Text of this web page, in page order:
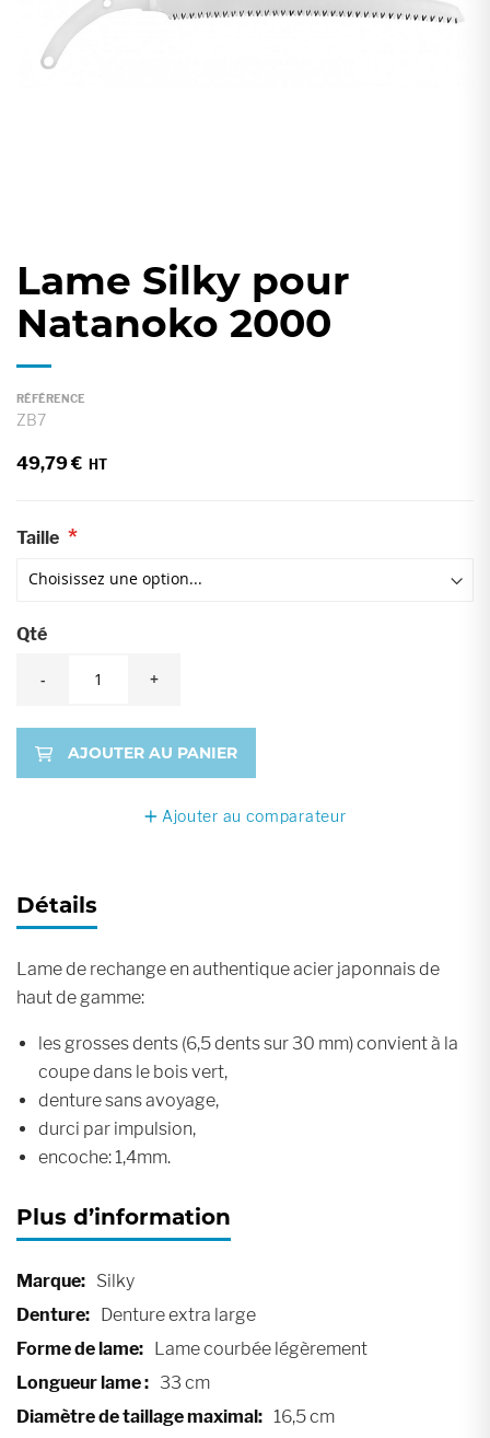
gallery
Skip
to
the
the
gallery
Lame Silky pour
Natanoko 2000
RÉFÉRENCE
ZB7
49,79 €
Taille
Qté
- +
AJOUTER AU PANIER
Ajouter au comparateur
Détails
Lame de rechange en authentique acier japonnais de
haut de gamme:
les grosses dents (6,5 dents sur 30 mm) convient à la
coupe dans le bois vert,
denture sans avoyage,
durci par impulsion,
encoche: 1,4mm.
Plus d’information
Plus
d’information
Silky
Denture extra large
Lame courbée légèrement
33 cm
16,5 cm